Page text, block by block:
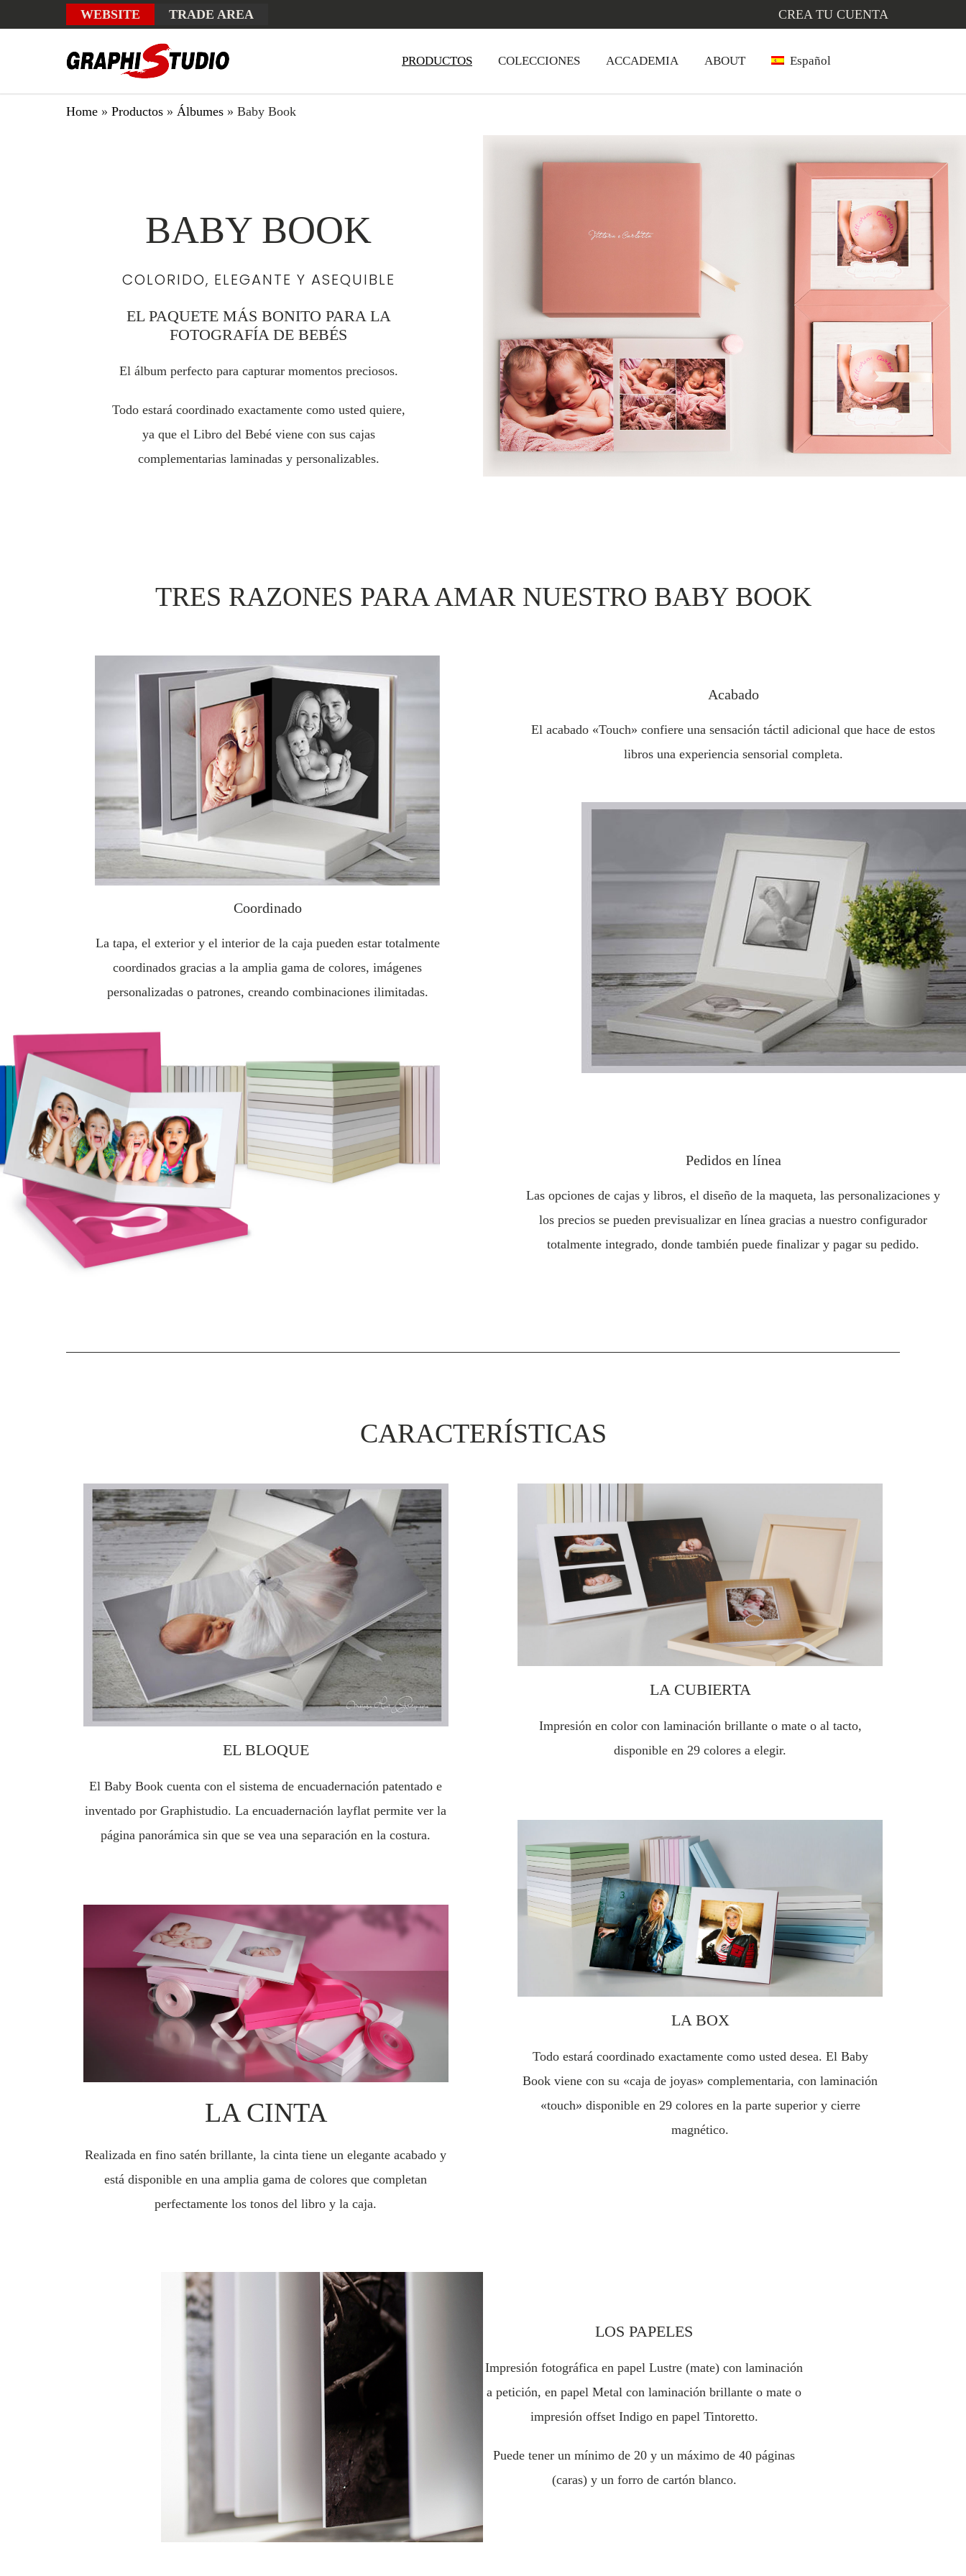
WEBSITE TRADE AREA CREA TU CUENTA
PRODUCTOS COLECCIONES ACCADEMIA ABOUT Español
Home » Productos » Álbumes » Baby Book
BABY BOOK
COLORIDO, ELEGANTE Y ASEQUIBLE
EL PAQUETE MÁS BONITO PARA LA
FOTOGRAFÍA DE BEBÉS
El álbum perfecto para capturar momentos preciosos.
Todo estará coordinado exactamente como usted quiere,
ya que el Libro del Bebé viene con sus cajas
complementarias laminadas y personalizables.
TRES RAZONES PARA AMAR NUESTRO BABY BOOK
Coordinado
La tapa, el exterior y el interior de la caja pueden estar totalmente
coordinados gracias a la amplia gama de colores, imágenes
personalizadas o patrones, creando combinaciones ilimitadas.
Acabado
El acabado «Touch» confiere una sensación táctil adicional que hace de estos
libros una experiencia sensorial completa.
Pedidos en línea
Las opciones de cajas y libros, el diseño de la maqueta, las personalizaciones y
los precios se pueden previsualizar en línea gracias a nuestro configurador
totalmente integrado, donde también puede finalizar y pagar su pedido.
CARACTERÍSTICAS
EL BLOQUE
El Baby Book cuenta con el sistema de encuadernación patentado e
inventado por Graphistudio. La encuadernación layflat permite ver la
página panorámica sin que se vea una separación en la costura.
LA CINTA
Realizada en fino satén brillante, la cinta tiene un elegante acabado y
está disponible en una amplia gama de colores que completan
perfectamente los tonos del libro y la caja.
LA CUBIERTA
Impresión en color con laminación brillante o mate o al tacto,
disponible en 29 colores a elegir.
LA BOX
Todo estará coordinado exactamente como usted desea. El Baby
Book viene con su «caja de joyas» complementaria, con laminación
«touch» disponible en 29 colores en la parte superior y cierre
magnético.
LOS PAPELES
Impresión fotográfica en papel Lustre (mate) con laminación
a petición, en papel Metal con laminación brillante o mate o
impresión offset Indigo en papel Tintoretto.
Puede tener un mínimo de 20 y un máximo de 40 páginas
(caras) y un forro de cartón blanco.